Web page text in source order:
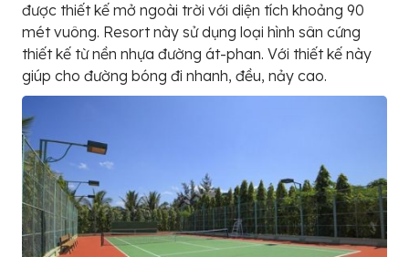
được thiết kế mở ngoài trời với diện tích khoảng 90
mét vuông. Resort này sử dụng loại hình sân cứng
thiết kế từ nền nhựa đường át-phan. Với thiết kế này
giúp cho đường bóng đi nhanh, đều, nảy cao.